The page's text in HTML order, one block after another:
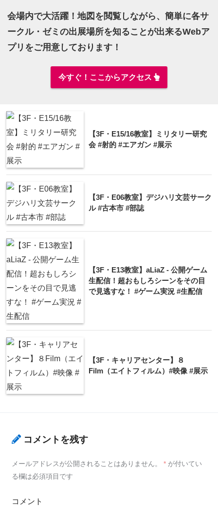
会場内で大活躍！地図を閲覧しながら、簡単に各サ
ークル・ゼミの出展場所を知ることが出来るWebア
プリをご用意しております！
今すぐ！ここからアクセス
【3F・E15/16教室】ミリタリー研究
会 #射的 #エアガン #展示
【3F・E06教室】デジハリ文芸サーク
ル #古本市 #部誌
【3F・E13教室】aLiaZ - 公開ゲーム
生配信！超おもしろシーンをその目
で見逃すな！ #ゲーム実況 #生配信
【3F・キャリアセンター】８
Film（エイトフィルム）#映像 #展示
コメントを残す
メールアドレスが公開されることはありません。 * が付いてい
る欄は必須項目です
コメント